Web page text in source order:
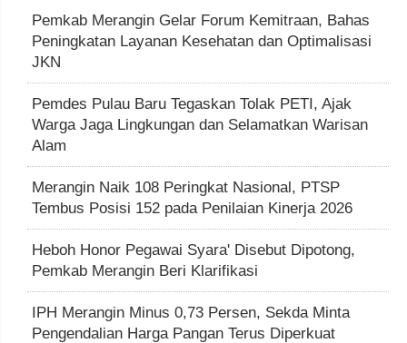
Pemkab Merangin Gelar Forum Kemitraan, Bahas
Peningkatan Layanan Kesehatan dan Optimalisasi
JKN
Pemdes Pulau Baru Tegaskan Tolak PETI, Ajak
Warga Jaga Lingkungan dan Selamatkan Warisan
Alam
Merangin Naik 108 Peringkat Nasional, PTSP
Tembus Posisi 152 pada Penilaian Kinerja 2026
Heboh Honor Pegawai Syara' Disebut Dipotong,
Pemkab Merangin Beri Klarifikasi
IPH Merangin Minus 0,73 Persen, Sekda Minta
Pengendalian Harga Pangan Terus Diperkuat